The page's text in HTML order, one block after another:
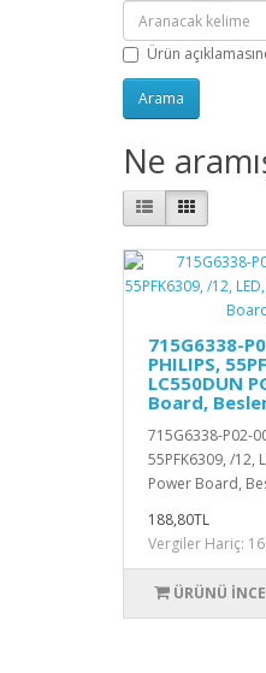
Ürün
Ne
715G6338-
PHILIPS,
LC550DUN
Board,
715G6338-P02-
55PFK6309, /12,
Power Board,
188,80TL
Vergiler Hariç:
ÜRÜNÜ